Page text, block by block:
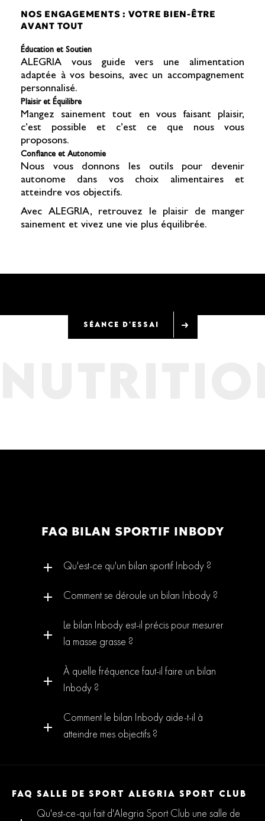
NOS ENGAGEMENTS : VOTRE BIEN-ÊTRE
AVANT TOUT
Éducation et Soutien
ALEGRIA vous guide vers une alimentation
adaptée à vos besoins, avec un accompagnement
personnalisé.
Plaisir et Équilibre
Mangez sainement tout en vous faisant plaisir,
c’est possible et c’est ce que nous vous
proposons.
Confiance et Autonomie
Nous vous donnons les outils pour devenir
autonome dans vos choix alimentaires et
atteindre vos objectifs.
Avec ALEGRIA, retrouvez le plaisir de manger
sainement et vivez une vie plus équilibrée.
SÉANCE D'ESSAI
FAQ BILAN SPORTIF INBODY
Qu'est-ce qu'un bilan sportif Inbody ?
Comment se déroule un bilan Inbody ?
Le bilan Inbody est-il précis pour mesurer
la masse grasse ?
À quelle fréquence faut-il faire un bilan
Inbody ?
Comment le bilan Inbody aide-t-il à
atteindre mes objectifs ?
FAQ SALLE DE SPORT ALEGRIA SPORT CLUB
Qu'est-ce-qui fait d'Alegria Sport Club une salle de